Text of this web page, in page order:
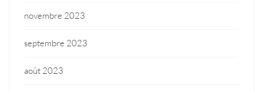
novembre 2023
septembre 2023
août 2023